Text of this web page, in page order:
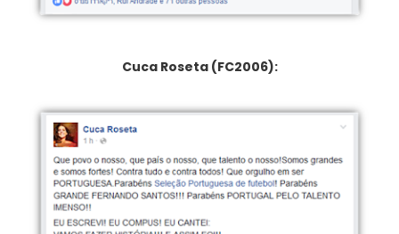
Cuca Roseta (FC2006):